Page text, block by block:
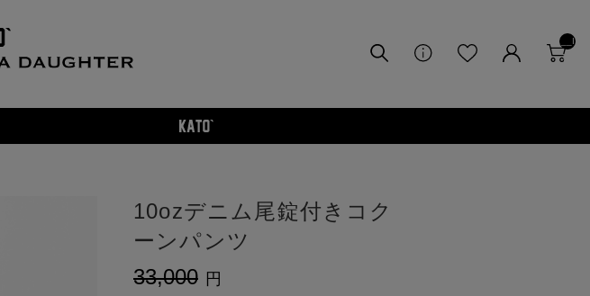
__I
TM
10ozデニム尾錠付きコク
ーンパンツ
¥33,000